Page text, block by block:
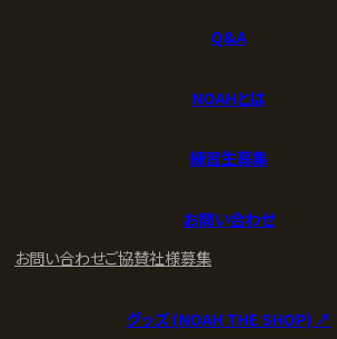
Q&A
NOAHとは
練習生募集
お問い合わせ
お問い合わせご協賛社様募集
グッズ (NOAH THE SHOP) ↗︎